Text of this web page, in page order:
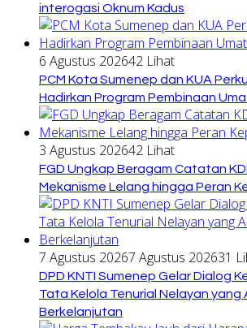
interogasi Oknum Kadus
6 Agustus 202642 Lihat
PCM Kota Sumenep dan KUA
Hadirkan Program Pembinaan
3 Agustus 202642 Lihat
FGD Ungkap Beragam Catatan
Mekanisme Lelang hingga Peran
7 Agustus 20267 Agustus 202631
DPD KNTI Sumenep Gelar Dialog
Tata Kelola Tenurial Nelayan yang
Berkelanjutan